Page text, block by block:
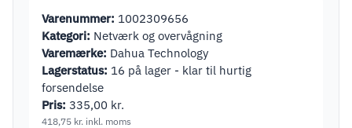
Varenummer: 1002309656
Kategori: Netværk og overvågning
Varemærke: Dahua Technology
Lagerstatus: 16 på lager - klar til hurtig
forsendelse
Pris: 335,00 kr.
418,75 kr. inkl. moms